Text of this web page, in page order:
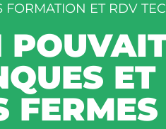
FORMATION ET RDV